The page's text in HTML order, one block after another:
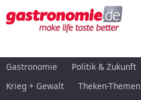
Gastronomie Politik & Zukunft
Krieg + Gewalt
Theken-Themen